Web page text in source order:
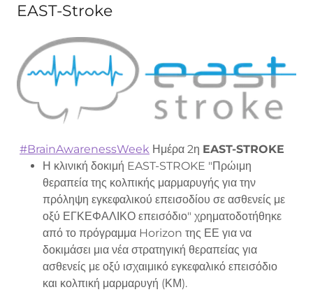
EAST-Stroke
#BrainAwarenessWeek Ημέρα 2η EAST-STROKE
Η κλινική δοκιμή EAST-STROKE "Πρώιμη
θεραπεία της κολπικής μαρμαρυγής για την
πρόληψη εγκεφαλικού επεισοδίου σε ασθενείς με
οξύ ΕΓΚΕΦΑΛΙΚΟ επεισόδιο" χρηματοδοτήθηκε
από το πρόγραμμα Horizon της ΕΕ για να
δοκιμάσει μια νέα στρατηγική θεραπείας για
ασθενείς με οξύ ισχαιμικό εγκεφαλικό επεισόδιο
και κολπική μαρμαρυγή (ΚΜ).